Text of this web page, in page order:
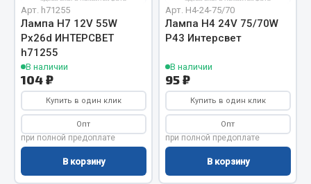
Показать ещё
Весь раздел
Смазочные материалы
Охладжающие жидкости
Технические жидкости
Арт. h71255
Лампа H7 12V 55W
Pх26d ИНТЕРСВЕТ
h71255
В наличии
104 ₽
Купить в один клик
Опт
при полной предоплате
В корзину
Арт. H4-24-75/70
Лампа H4 24V 75/70W
P43 Интерсвет
В наличии
95 ₽
Купить в один клик
Опт
при полной предоплате
В корзину